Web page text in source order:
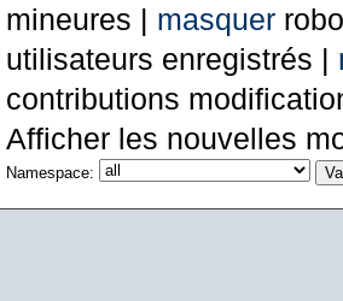
mineures | masquer
utilisateurs enregistrés |
contributions
Afficher les nouvelles
Namespace: